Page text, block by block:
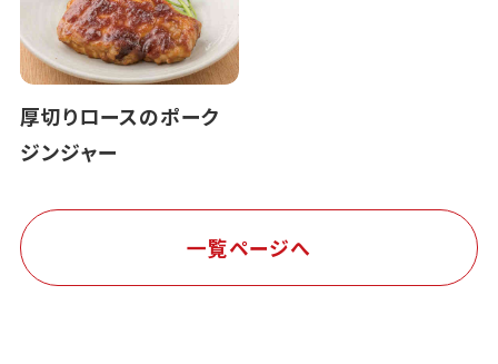
厚切りロースのポーク
ジンジャー
一覧ページへ